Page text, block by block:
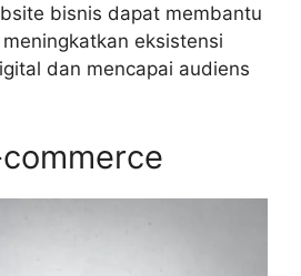
bisnis dapat membantu
eksistensi
dan mencapai audiens